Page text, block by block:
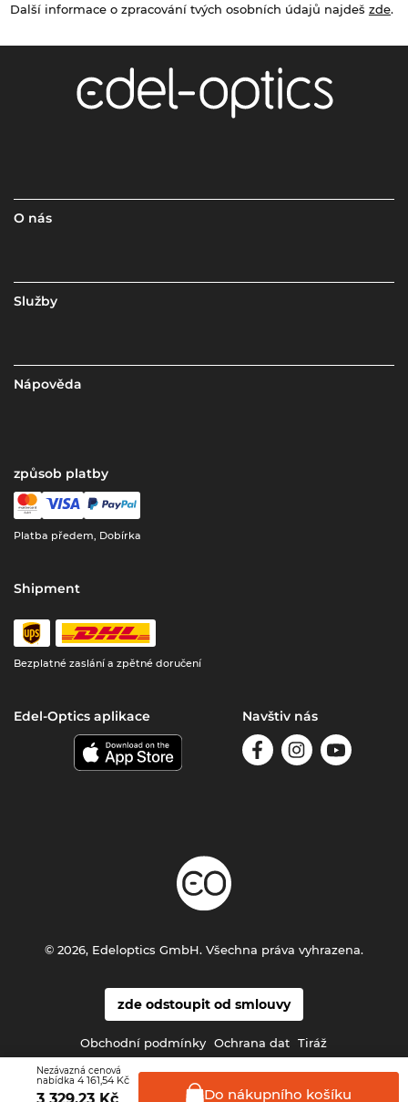
Nezávazná cenová
nabídka 4 161,54 Kč
Do nákupního košíku
Další informace o zpracování tvých osobních údajů najdeš zde.
O nás
Služby
Nápověda
způsob platby
Platba předem, Dobírka
Shipment
Bezplatné zaslání a zpětné doručení
Edel-Optics aplikace Navštiv nás
zde odstoupit od smlouvy
Obchodní podmínky Ochrana dat Tiráž
© 2026, Edeloptics GmbH. Všechna práva vyhrazena.